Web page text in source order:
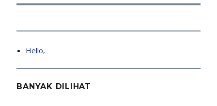
Hello,
BANYAK DILIHAT